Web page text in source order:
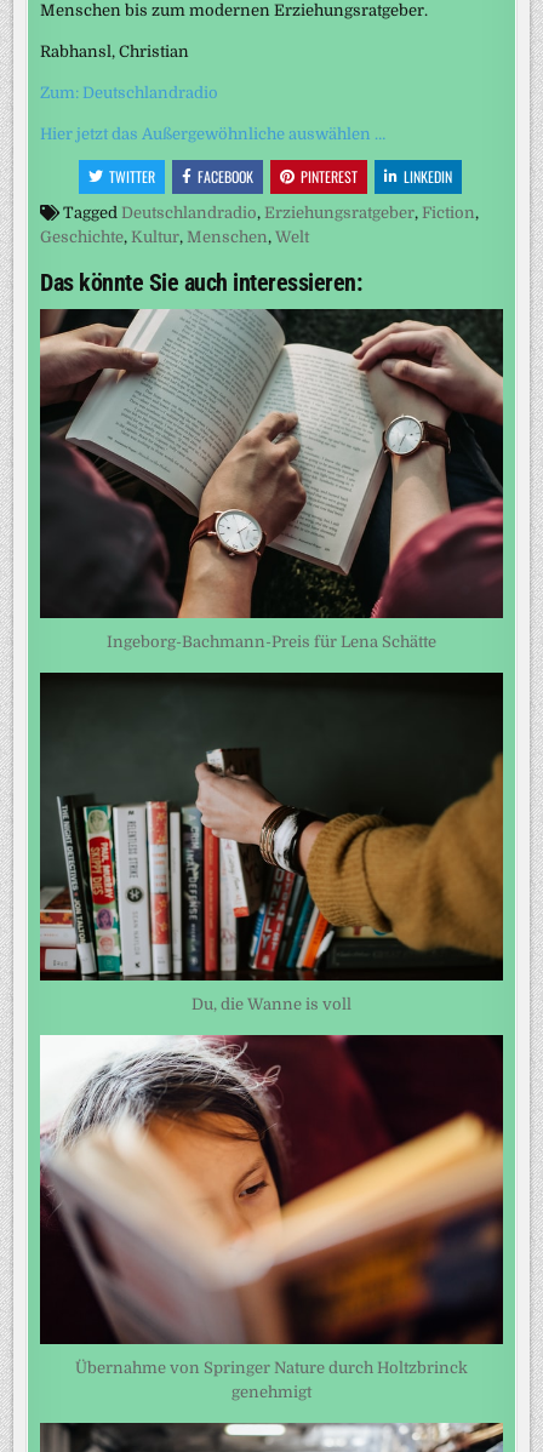
Menschen bis zum modernen Erziehungsratgeber.
Rabhansl, Christian
Zum: Deutschlandradio
Hier jetzt das Außergewöhnliche auswählen …
TWITTER FACEBOOK PINTEREST LINKEDIN
TaggedDeutschlandradio,Erziehungsratgeber,Fiction,
Geschichte,Kultur,Menschen,Welt
Das könnte Sie auch interessieren:
Ingeborg-Bachmann-Preis für Lena Schätte
Du, die Wanne is voll
Übernahme von Springer Nature durch Holtzbrinck
genehmigt